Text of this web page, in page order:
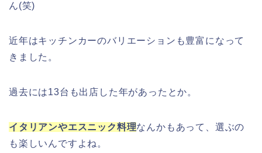
上田城桜祭り2026屋台・出店まとめ!
明治大学卒業式2026のゲストの歴代や
ん(笑)
近年はキッチンカーのバリエーションも豊富になって
きました。
過去には13台も出店した年があったとか。
イタリアンやエスニック料理なんかもあって、選ぶの
も楽しいんですよね。